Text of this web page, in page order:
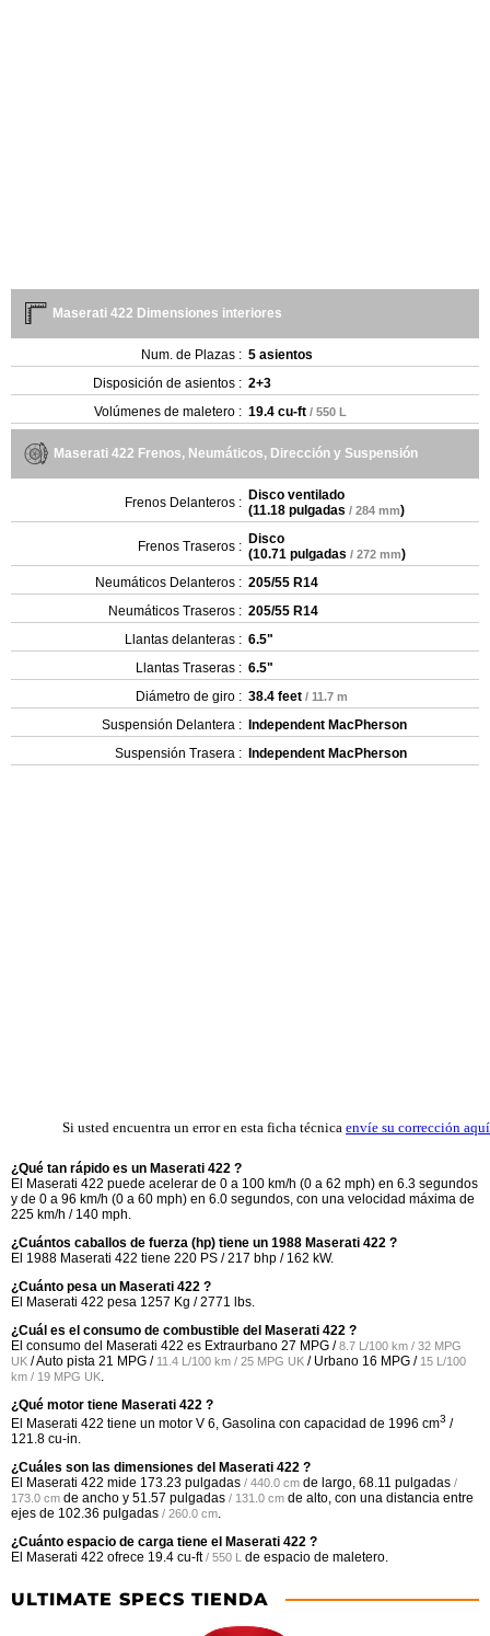
Maserati 422 Dimensiones interiores
Num. de Plazas : 5 asientos
Disposición de asientos : 2+3
Volúmenes de maletero : 19.4 cu-ft / 550 L
Maserati 422 Frenos, Neumáticos, Dirección y Suspensión
Frenos Delanteros : Disco ventilado
(11.18 pulgadas / 284 mm)
Frenos Traseros : Disco
(10.71 pulgadas / 272 mm)
Neumáticos Delanteros : 205/55 R14
Neumáticos Traseros : 205/55 R14
Llantas delanteras : 6.5"
Llantas Traseras : 6.5"
Diámetro de giro : 38.4 feet / 11.7 m
Suspensión Delantera :
Independent MacPherson
Suspensión Trasera :
Independent MacPherson
Si usted encuentra un error en esta ficha técnica envíe su corrección aquí
¿Qué tan rápido es un Maserati 422 ?
El Maserati 422 puede acelerar de 0 a 100 km/h (0 a 62 mph) en 6.3 segundos
y de 0 a 96 km/h (0 a 60 mph) en 6.0 segundos, con una velocidad máxima de
225 km/h / 140 mph.
¿Cuántos caballos de fuerza (hp) tiene un 1988 Maserati 422 ?
El 1988 Maserati 422 tiene 220 PS / 217 bhp / 162 kW.
¿Cuánto pesa un Maserati 422 ?
El Maserati 422 pesa 1257 Kg / 2771 lbs.
¿Cuál es el consumo de combustible del Maserati 422 ?
El consumo del Maserati 422 es Extraurbano 27 MPG /8.7 L/100 km / 32 MPG
UK / Auto pista 21 MPG / 11.4 L/100 km / 25 MPG UK / Urbano 16 MPG / 15 L/100
km / 19 MPG UK.
¿Qué motor tiene Maserati 422 ?
El Maserati 422 tiene un motor V 6, Gasolina con capacidad de 1996 cm3 /
121.8 cu-in.
¿Cuáles son las dimensiones del Maserati 422 ?
El Maserati 422 mide 173.23 pulgadas / 440.0 cm de largo, 68.11 pulgadas /
173.0 cm de ancho y 51.57 pulgadas / 131.0 cm de alto, con una distancia entre
ejes de 102.36 pulgadas / 260.0 cm.
¿Cuánto espacio de carga tiene el Maserati 422 ?
El Maserati 422 ofrece 19.4 cu-ft / 550 L de espacio de maletero.
ULTIMATE SPECS TIENDA